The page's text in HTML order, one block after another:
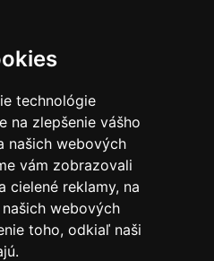
technológie
na zlepšenie vášho
našich webových
vám zobrazovali
cielené reklamy, na
webových
toho, odkiaľ naši